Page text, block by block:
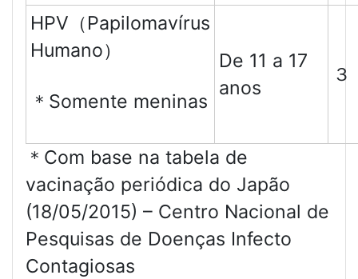
HPV（Papilomavírus
Humano）
＊Somente meninas
De 11 a 17
anos
３
＊Com base na tabela de
vacinação periódica do Japão
(18/05/2015) – Centro Nacional de
Pesquisas de Doenças Infecto
Contagiosas